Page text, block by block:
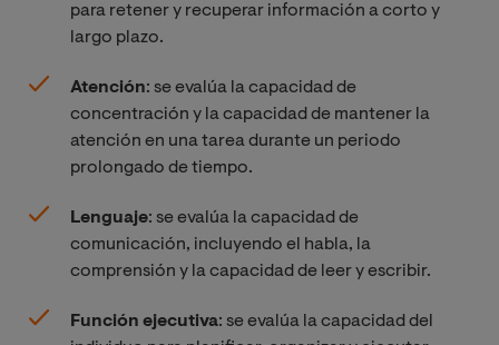
para retener y recuperar información a corto y
largo plazo.
Atención: se evalúa la capacidad de
concentración y la capacidad de mantener la
atención en una tarea durante un periodo
prolongado de tiempo.
Lenguaje: se evalúa la capacidad de
comunicación, incluyendo el habla, la
comprensión y la capacidad de leer y escribir.
Función ejecutiva: se evalúa la capacidad del